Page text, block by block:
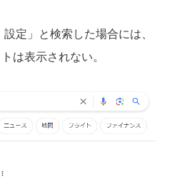
定」と検索した場合には、
は表示されない。